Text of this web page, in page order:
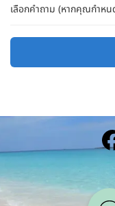
เลือกคำถาม (หากคุณกำหน